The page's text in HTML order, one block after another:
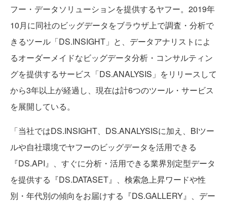
フー・データソリューションを提供するヤフー。2019年
10月に同社のビッグデータをブラウザ上で調査・分析で
きるツール「DS.INSIGHT」と、データアナリストによ
るオーダーメイドなビッグデータ分析・コンサルティン
グを提供するサービス「DS.ANALYSIS」をリリースして
から3年以上が経過し、現在は計6つのツール・サービス
を展開している。
「当社ではDS.INSIGHT、DS.ANALYSISに加え、BIツー
ルや自社環境でヤフーのビッグデータを活用できる
『DS.API』、すぐに分析・活用できる業界別定型データ
を提供する『DS.DATASET』、検索急上昇ワードや性
別・年代別の傾向をお届けする『DS.GALLERY』、デー